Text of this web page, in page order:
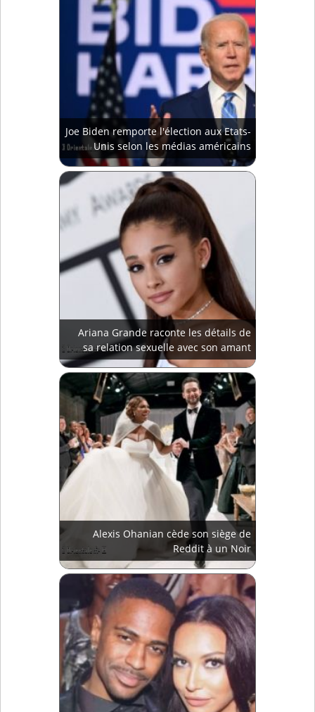
Joe Biden remporte l'élection aux Etats-
Unis selon les médias américains
Ariana Grande raconte les détails de
sa relation sexuelle avec son amant
Alexis Ohanian cède son siège de
Reddit à un Noir